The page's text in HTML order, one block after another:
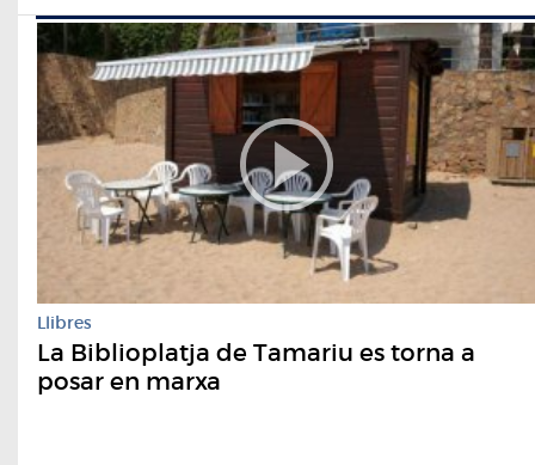
Llibres
La Biblioplatja de Tamariu es torna a
posar en marxa